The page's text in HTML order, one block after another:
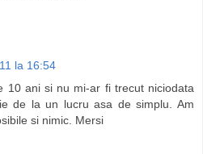
la 16:54
10 ani si nu mi-ar fi trecut niciodata
de la un lucru asa de simplu. Am
si nimic. Mersi